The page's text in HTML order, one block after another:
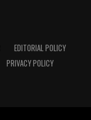
EDITORIAL POLICY
PRIVACY POLICY